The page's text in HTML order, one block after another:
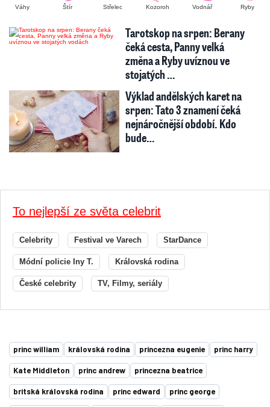
Váhy Štír Střelec Kozoroh Vodnář Ryby
Tarotskop na srpen: Berany
čeká cesta, Panny velká
změna a Ryby uvíznou ve
stojatých …
Výklad andělských karet na
srpen: Tato 3 znamení čeká
nejnáročnější období. Kdo
bude…
To nejlepší ze světa celebrit
Celebrity Festival ve Varech StarDance
Módní policie Iny T. Královská rodina
České celebrity TV, Filmy, seriály
princ william královská rodina princezna eugenie princ harry
Kate Middleton princ andrew princezna beatrice
britská královská rodina princ edward princ george